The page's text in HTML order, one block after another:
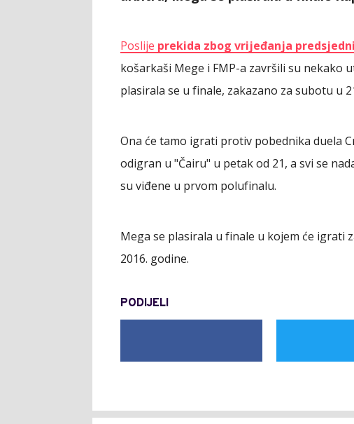
Poslije prekida zbog vrijeđanja
košarkaši Mege i FMP-a završili su nekako
plasirala se u finale, zakazano za subotu u
Ona će tamo igrati protiv pobednika duela
odigran u "Čairu" u petak od 21, a svi se
su viđene u prvom polufinalu.
Mega se plasirala u finale u kojem će igrati
2016. godine.
PODIJELI